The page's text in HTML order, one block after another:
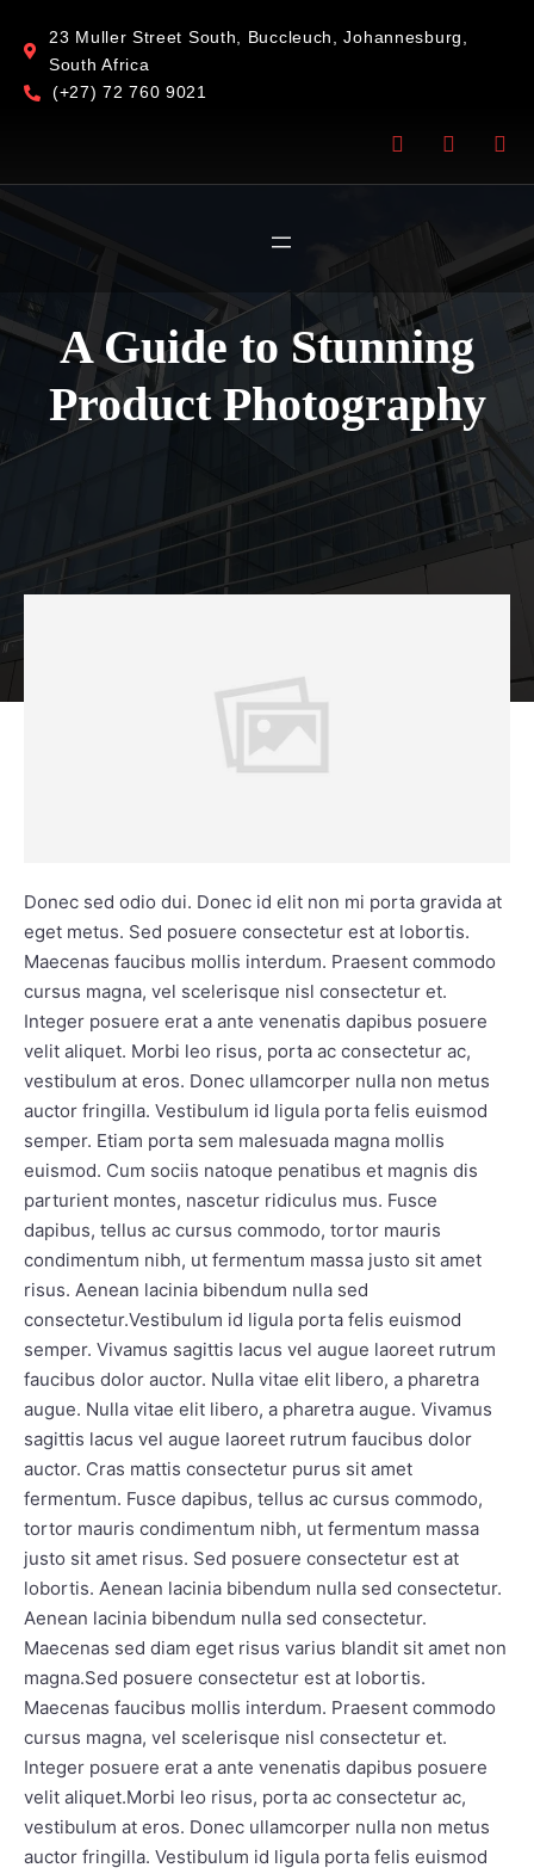
23 Muller Street South, Buccleuch, Johannesburg,
South Africa
(+27) 72 760 9021
A Guide to Stunning
Product Photography
Donec sed odio dui. Donec id elit non mi porta gravida at
eget metus. Sed posuere consectetur est at lobortis.
Maecenas faucibus mollis interdum. Praesent commodo
cursus magna, vel scelerisque nisl consectetur et.
Integer posuere erat a ante venenatis dapibus posuere
velit aliquet. Morbi leo risus, porta ac consectetur ac,
vestibulum at eros. Donec ullamcorper nulla non metus
auctor fringilla. Vestibulum id ligula porta felis euismod
semper. Etiam porta sem malesuada magna mollis
euismod. Cum sociis natoque penatibus et magnis dis
parturient montes, nascetur ridiculus mus. Fusce
dapibus, tellus ac cursus commodo, tortor mauris
condimentum nibh, ut fermentum massa justo sit amet
risus. Aenean lacinia bibendum nulla sed
consectetur.Vestibulum id ligula porta felis euismod
semper. Vivamus sagittis lacus vel augue laoreet rutrum
faucibus dolor auctor. Nulla vitae elit libero, a pharetra
augue. Nulla vitae elit libero, a pharetra augue. Vivamus
sagittis lacus vel augue laoreet rutrum faucibus dolor
auctor. Cras mattis consectetur purus sit amet
fermentum. Fusce dapibus, tellus ac cursus commodo,
tortor mauris condimentum nibh, ut fermentum massa
justo sit amet risus. Sed posuere consectetur est at
lobortis. Aenean lacinia bibendum nulla sed consectetur.
Aenean lacinia bibendum nulla sed consectetur.
Maecenas sed diam eget risus varius blandit sit amet non
magna.Sed posuere consectetur est at lobortis.
Maecenas faucibus mollis interdum. Praesent commodo
cursus magna, vel scelerisque nisl consectetur et.
Integer posuere erat a ante venenatis dapibus posuere
velit aliquet.Morbi leo risus, porta ac consectetur ac,
vestibulum at eros. Donec ullamcorper nulla non metus
auctor fringilla. Vestibulum id ligula porta felis euismod